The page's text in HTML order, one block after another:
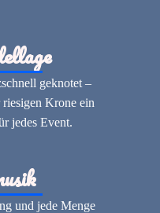
geknotet –
Krone ein
jedes Event.
und jede Menge